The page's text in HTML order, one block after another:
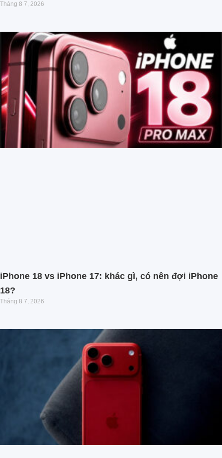
Tháng 8 7, 2026
iPhone 18 vs iPhone 17: khác gì, có nên đợi iPhone
18?
Tháng 8 7, 2026